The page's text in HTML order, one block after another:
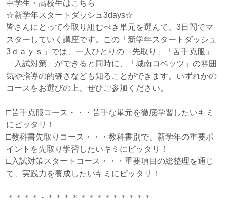
中学生・高校生はこちら
☆新学年スタートダッシュ3days☆
皆さんにとって今取り組むべき単元を選んで、3日間でマ
スターしていく講座です。この「新学年スタートダッシュ
3ｄａｙｓ」では、一人ひとりの「先取り」「苦手克服」
「入試対策」ができると同時に、「城南コベッツ」の雰囲
気や指導の的確さなども知ることができます。いずれかの
コースをお選びの上、ぜひご参加ください。
□苦手克服コース・・・苦手な単元を徹底学習したいキミ
にピッタリ！
□教科書先取りコース・・・教科書別で、新学年の重要ポ
イントを先取り学習したいキミにピッタリ！
□入試対策スタートコース・・・重要項目の総整理を通じ
て、実践力を養成したいキミにピッタリ！
＊＊＊＊・＊＊＊＊＊＊＊＊＊＊＊＊＊